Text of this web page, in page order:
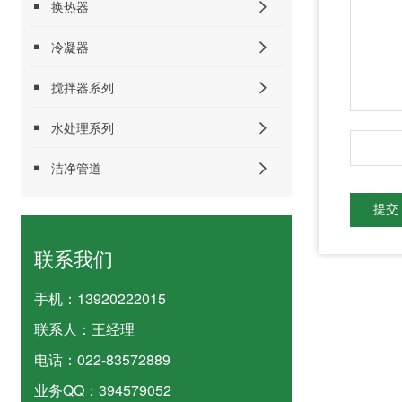
换热器
冷凝器
搅拌器系列
水处理系列
洁净管道
联系我们
手机： 13920222015
联系人： 王经理
电话： 022-83572889
业务QQ： 394579052
提交